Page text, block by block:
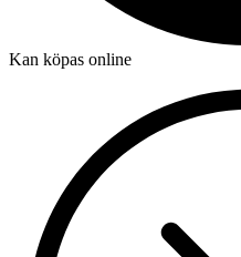
Kan köpas online